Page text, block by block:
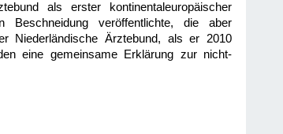
als erster kontinentaleuropäischer
Beschneidung veröffentlichte, die aber
Niederländische Ärztebund, als er 2010
eine gemeinsame Erklärung zur nicht-